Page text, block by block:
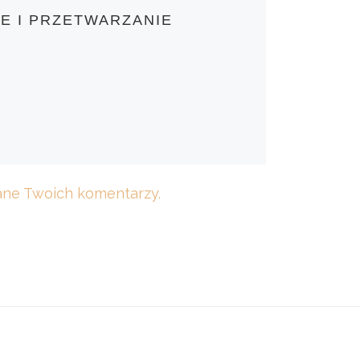
I PRZETWARZANIE
Twoich komentarzy.